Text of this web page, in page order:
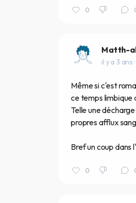
0
Matth-
il y a 3 ans
Même si c'est
ce temps limbique
Telle une
propres afflux
Bref un coup dans
0